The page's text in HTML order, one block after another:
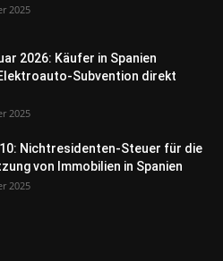
2025
2026: Käufer in Spanien
Subvention direkt
2025
Nichtresidenten-Steuer für die
von Immobilien in Spanien
2025